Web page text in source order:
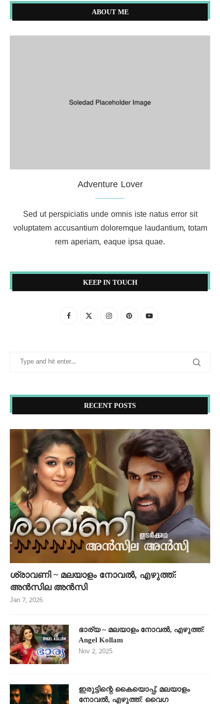
ABOUT ME
Adventure Lover
Sed ut perspiciatis unde omnis iste natus error sit
voluptatem accusantium doloremque laudantium, totam
rem aperiam, eaque ipsa quae.
KEEP IN TOUCH
RECENT POSTS
ശ്രാവണി ~ മലയാളം നോവൽ, എഴുത്ത്:
അൻസില അൻസി
Jan 7, 2026
ഭാര്യ ~ മലയാളം നോവൽ, എഴുത്ത്:
Angel Kollam
Nov 2, 2025
ഇരുട്ടിന്റെ കൈയൊപ്പ്, മലയാളം
നോവൽ, എഴുത്ത്: വൈഗ